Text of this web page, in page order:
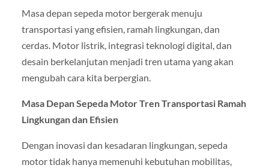
Masa depan sepeda motor bergerak menuju
transportasi yang efisien, ramah lingkungan, dan
cerdas. Motor listrik, integrasi teknologi digital, dan
desain berkelanjutan menjadi tren utama yang akan
mengubah cara kita berpergian.
Masa Depan Sepeda Motor Tren Transportasi Ramah
Lingkungan dan Efisien
Dengan inovasi dan kesadaran lingkungan, sepeda
motor tidak hanya memenuhi kebutuhan mobilitas,